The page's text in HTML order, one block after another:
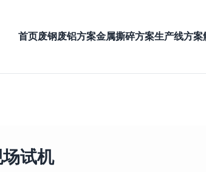
首页废钢废铝方案金属撕碎方案生产线方案
试机